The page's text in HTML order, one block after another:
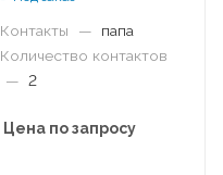
Контакты —
папа
Количество контактов
— 2
Цена по запросу